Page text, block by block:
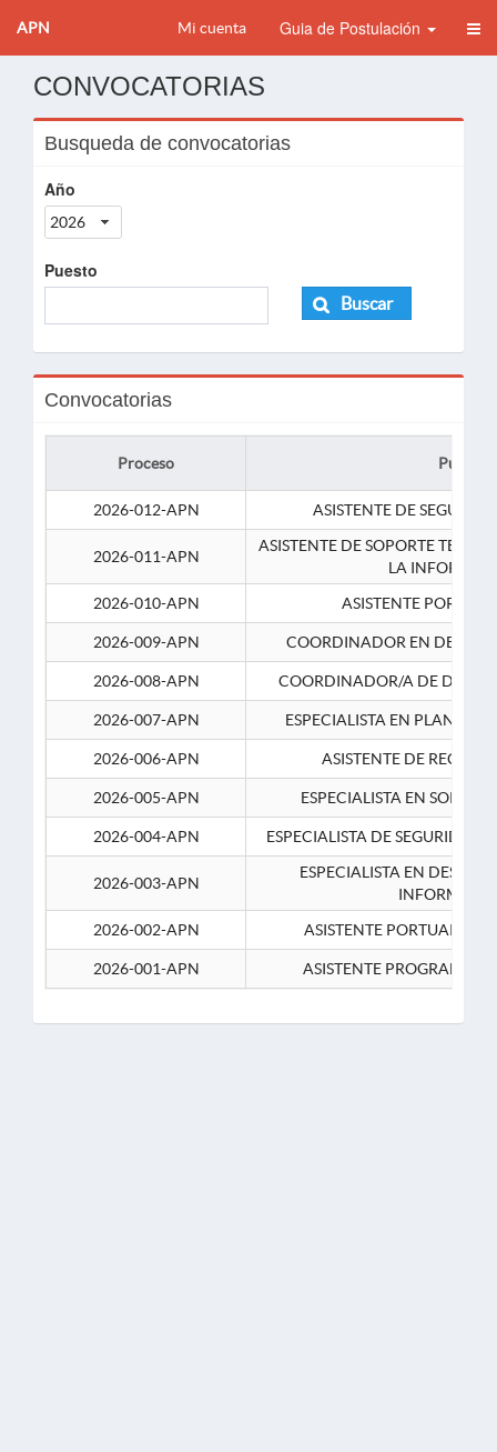
APN Mi cuenta Guia de Postulación
CONVOCATORIAS
Busqueda de convocatorias
Año
2026
Puesto
Buscar
Convocatorias
Proceso Puesto
2026-012-APN ASISTENTE DE
2026-011-APN
ASISTENTE DE SOPORTE
LA
2026-010-APN
ASISTENTE
2026-009-APN COORDINADOR EN
2026-008-APN COORDINADOR/A DE
2026-007-APN ESPECIALISTA EN
2026-006-APN ASISTENTE DE
2026-005-APN ESPECIALISTA EN
2026-004-APN ESPECIALISTA DE SEGURIDAD
2026-003-APN
ESPECIALISTA EN
2026-002-APN
ASISTENTE PORTUARIO 2-
2026-001-APN ASISTENTE